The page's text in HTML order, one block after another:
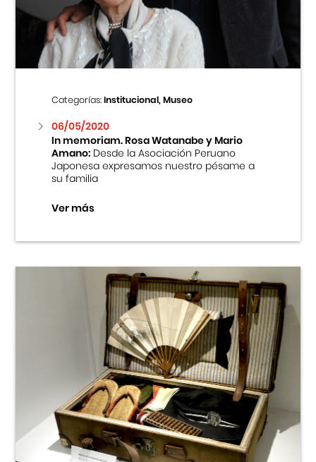
Centro Cultural Peruano Japonés
Cursos
Museo de la Inmigración Japonesa
Fondo Editorial
Teatro Peruano Japonés
Categorías:Institucional, Museo
06/05/2020
In memoriam. Rosa Watanabe y Mario
Amano:Desde la Asociación Peruano
Japonesa expresamos nuestro pésame a
su familia
Ver más